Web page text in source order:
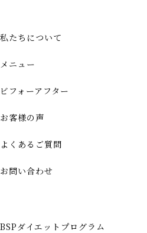
私たちについて
メニュー
ビフォーアフター
お客様の声
よくあるご質問
お問い合わせ
BSPダイエットプログラム